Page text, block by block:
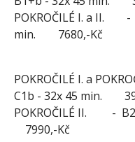
POKROČILÉ I. a II. -
min. 7680,-Kč
POKROČILÉ I. a
C1b - 32x 45 min.
POKROČILÉ II. -
7990,-Kč